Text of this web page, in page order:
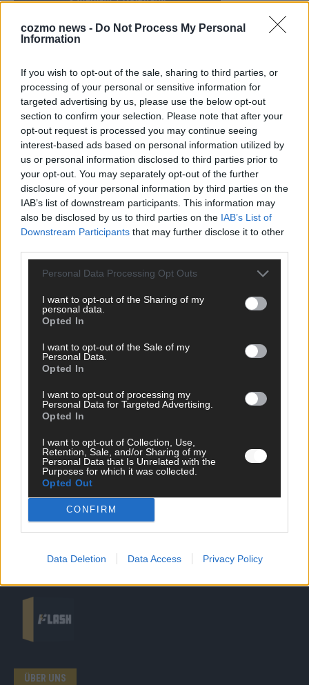
cozmo news - Do Not Process My Personal
Information
If you wish to opt-out of the sale, sharing to third parties, or
processing of your personal or sensitive information for
targeted advertising by us, please use the below opt-out
section to confirm your selection. Please note that after your
opt-out request is processed you may continue seeing
interest-based ads based on personal information utilized by
us or personal information disclosed to third parties prior to
your opt-out. You may separately opt-out of the further
disclosure of your personal information by third parties on the
IAB’s list of downstream participants. This information may
also be disclosed by us to third parties on the IAB’s List of
Downstream Participants that may further disclose it to other
Personal Data Processing Opt Outs
I want to opt-out of the Sharing of my
personal data.
Opted In
I want to opt-out of the Sale of my
Personal Data.
Opted In
I want to opt-out of processing my
Personal Data for Targeted Advertising.
Opted In
I want to opt-out of Collection, Use,
Retention, Sale, and/or Sharing of my
Personal Data that Is Unrelated with the
Purposes for which it was collected.
Opted Out
CONFIRM
Data Deletion Data Access Privacy Policy
ANZEIGE
SCHNELL ZUM RESSORT
Nachrichten
Wirtschaft
Ratgeber
Wissen
Streams & Storys
Eurovision
FLASH – DAS VIDEOPORTAL
ÜBER UNS